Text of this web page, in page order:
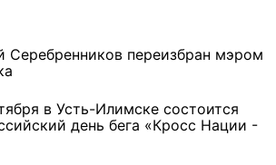
Серебренников переизбран мэром
в Усть-Илимске состоится
день бега «Кросс Нации -